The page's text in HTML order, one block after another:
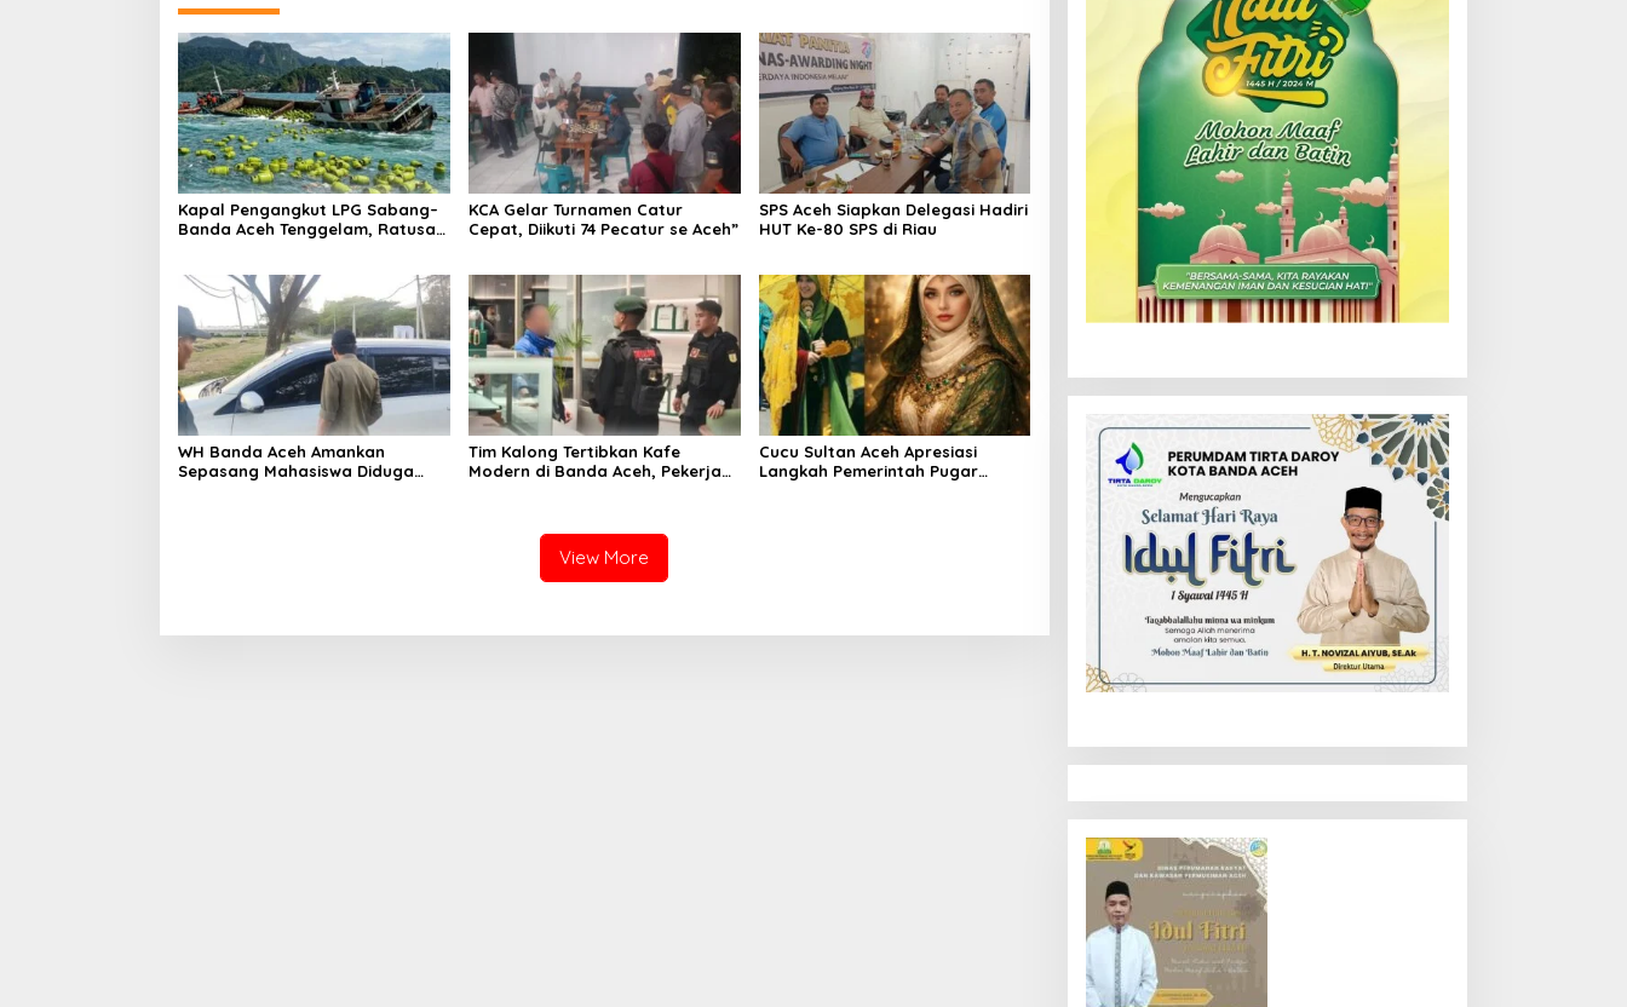
Kapal Pengangkut LPG Sabang–
Banda Aceh Tenggelam, Ratusan
KCA Gelar Turnamen Catur
Cepat, Diikuti 74 Pecatur se Aceh”
SPS Aceh Siapkan Delegasi Hadiri
HUT Ke-80 SPS di Riau
WH Banda Aceh Amankan
Sepasang Mahasiswa Diduga
Tim Kalong Tertibkan Kafe
Modern di Banda Aceh, Pekerja
Cucu Sultan Aceh Apresiasi
Langkah Pemerintah Pugar
View More